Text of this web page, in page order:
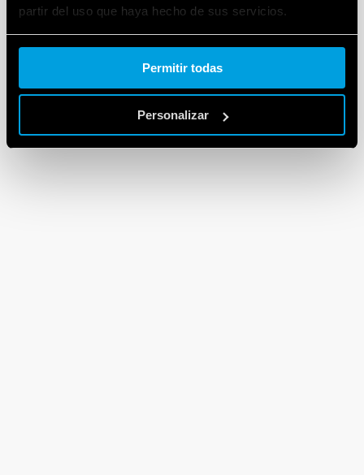
partir del uso que haya hecho de sus servicios.
Cookie policy.
Permitir todas
Personalizar